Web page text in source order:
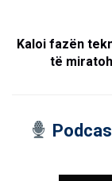
Kaloi fazën
të